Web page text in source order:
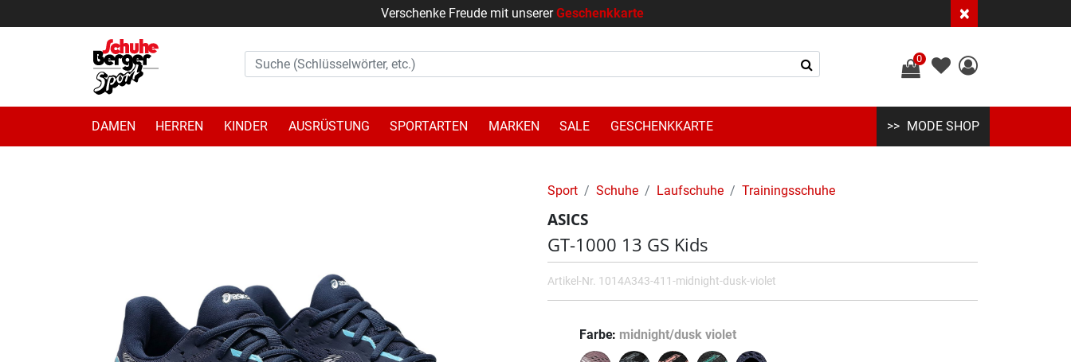
Verschenke Freude mit unsererGeschenkkarte ×
0
DAMEN HERREN KINDER AUSRÜSTUNG SPORTARTEN MARKEN SALE GESCHENKKARTE MODE SHOP
Sport Schuhe Laufschuhe Trainingsschuhe
ASICS
GT-1000 13 GS Kids
Artikel-Nr. 1014A343-411-midnight-dusk-violet
Farbe midnight/dusk violet